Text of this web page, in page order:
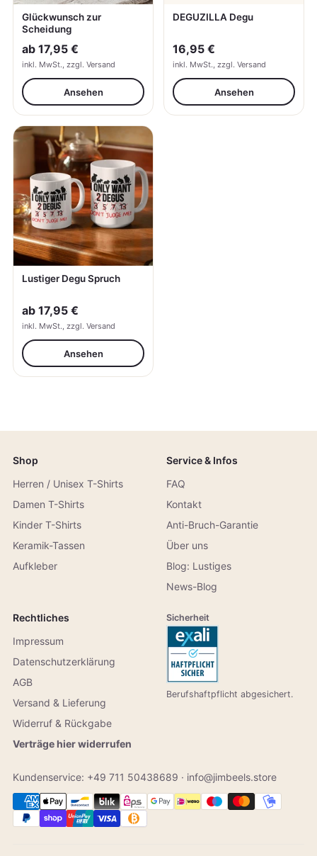
Glückwunsch zur
Scheidung
ab 17,95 €
inkl. MwSt., zzgl. Versand
Ansehen
DEGUZILLA Degu
16,95 €
inkl. MwSt., zzgl. Versand
Ansehen
Lustiger Degu Spruch
ab 17,95 €
inkl. MwSt., zzgl. Versand
Ansehen
Shop
Herren / Unisex T-Shirts
Damen T-Shirts
Kinder T-Shirts
Keramik-Tassen
Aufkleber
Service & Infos
FAQ
Kontakt
Anti-Bruch-Garantie
Über uns
Blog: Lustiges
News-Blog
Rechtliches
Impressum
Datenschutzerklärung
AGB
Versand & Lieferung
Widerruf & Rückgabe
Verträge hier widerrufen
Sicherheit
Berufshaftpflicht abgesichert.
Kundenservice: +49 711 50438689 · info@jimbeels.store